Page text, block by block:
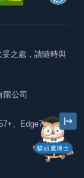
貓頭鷹博士
妥之處，請隨時與
限公司
、Edge79+及